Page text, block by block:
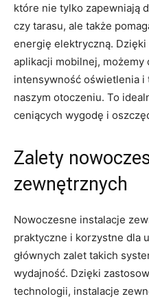
które nie tylko⁣ zapewniają
czy tarasu, ale także
energię elektryczną.
aplikacji mobilnej,
intensywność oświetlenia
naszym ⁤otoczeniu. To
ceniących ‌wygodę i
Zalety
zewnętrznych
Nowoczesne instalacje
praktyczne i korzystne dla
głównych zalet takich
‍wydajność. Dzięki
technologii, ​instalacje